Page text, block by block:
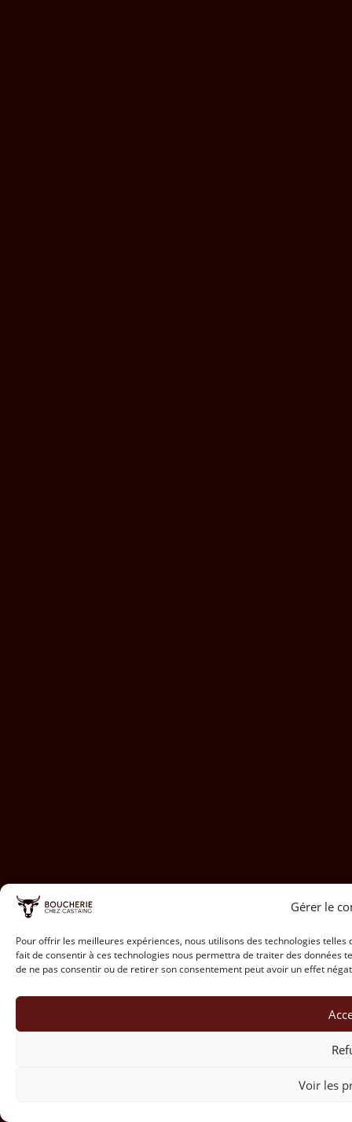
Gérer le
Pour offrir les meilleures expériences, nous utilisons des technologies
fait de consentir à ces technologies nous permettra de traiter des données
de ne pas consentir ou de retirer son consentement peut avoir un effet
Voir les